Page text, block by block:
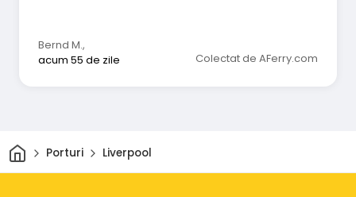
Bernd M.,
acum 55 de zile
Colectat de AFerry.com
AcasăPorturi Liverpool